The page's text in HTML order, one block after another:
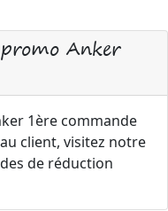
Anker
1ère commande
client, visitez notre
de réduction